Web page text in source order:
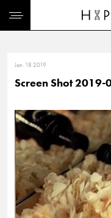
Jan. 18 2019
Screen Shot